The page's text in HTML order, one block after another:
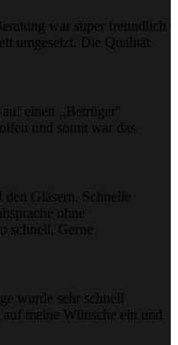
war super freundlich
umgesetzt. Die Qualität
einen ,,Betrüger''
und somit war das
Gläsern. Schnelle
ohne
schnell. Gerne
wurde sehr schnell
meine Wünsche ein und